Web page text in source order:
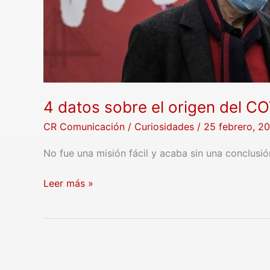
4 datos sobre el origen del
CR Comunicación / Curiosidades / 25 febrero,
No fue una misión fácil y acaba sin una
Leer más »